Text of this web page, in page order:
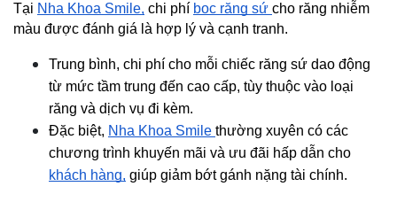
Tại Nha Khoa Smile, chi phí bọc răng sứ cho răng nhiễm
màu được đánh giá là hợp lý và cạnh tranh.
Trung bình, chi phí cho mỗi chiếc răng sứ dao động
từ mức tầm trung đến cao cấp, tùy thuộc vào loại
răng và dịch vụ đi kèm.
Đặc biệt, Nha Khoa Smile thường xuyên có các
khách hàng, giúp giảm bớt gánh nặng tài chính.